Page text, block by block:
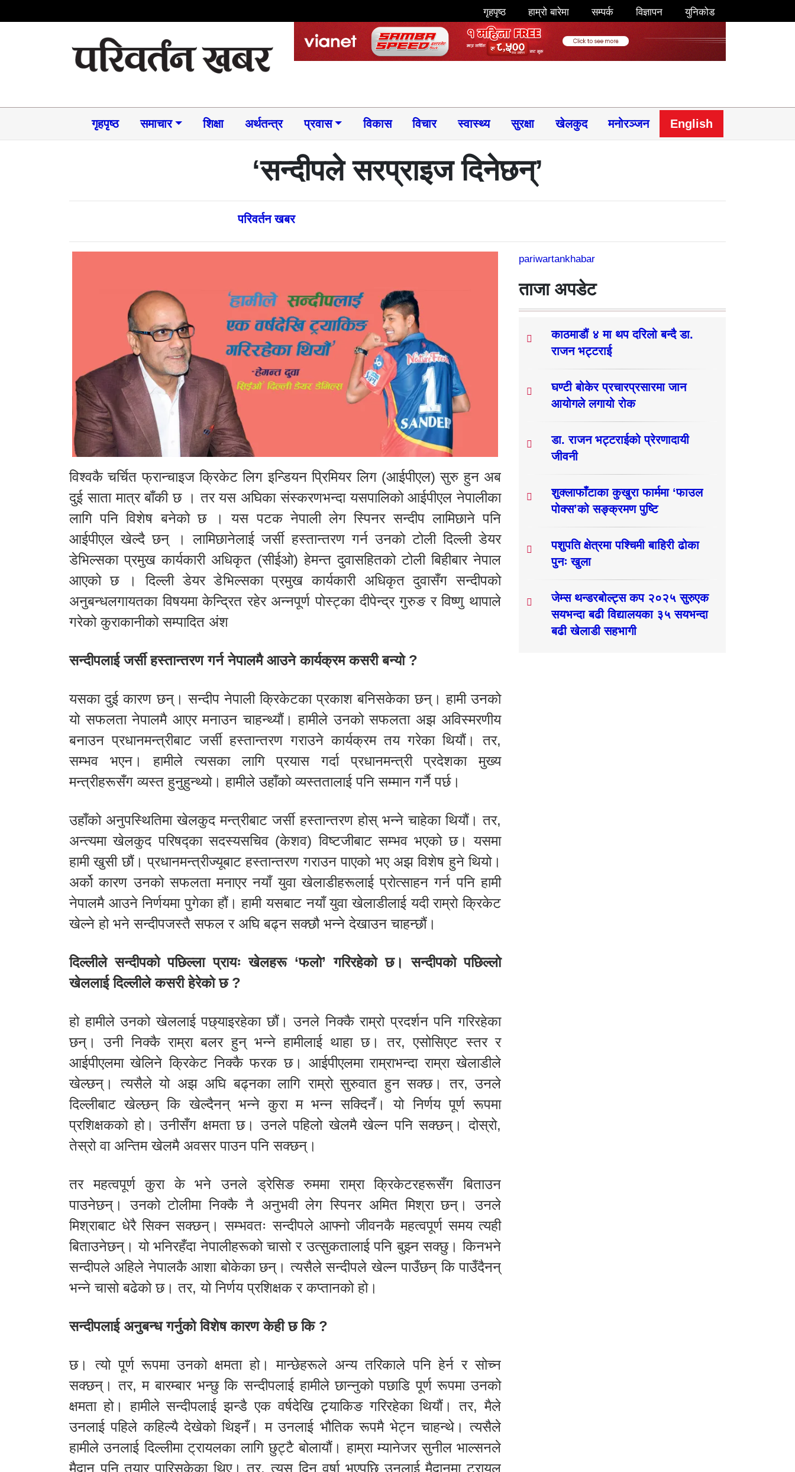
गृहपृष्ठ हाम्रो बारेमा सम्पर्क विज्ञापन युनिकोड
गृहपृष्ठ समाचार​ शिक्षा अर्थतन्त्र प्रवास विकास विचार स्वास्थ्य सुरक्षा खेलकुद मनोरञ्जन English
‘सन्दीपले सरप्राइज दिनेछन्’
परिवर्तन खबर
विश्वकै चर्चित फ्रान्चाइज क्रिकेट लिग इन्डियन प्रिमियर लिग (आईपीएल) सुरु हुन अब
दुई साता मात्र बाँकी छ । तर यस अघिका संस्करणभन्दा यसपालिको आईपीएल नेपालीका
लागि पनि विशेष बनेको छ । यस पटक नेपाली लेग स्पिनर सन्दीप लामिछाने पनि
आईपीएल खेल्दै छन् । लामिछानेलाई जर्सी हस्तान्तरण गर्न उनको टोली दिल्ली डेयर
डेभिल्सका प्रमुख कार्यकारी अधिकृत (सीईओ) हेमन्त दुवासहितको टोली बिहीबार नेपाल
आएको छ । दिल्ली डेयर डेभिल्सका प्रमुख कार्यकारी अधिकृत दुवासँग सन्दीपको
अनुबन्धलगायतका विषयमा केन्द्रित रहेर अन्नपूर्ण पोस्ट्का दीपेन्द्र गुरुङ र विष्णु थापाले
गरेको कुराकानीको सम्पादित अंश
सन्दीपलाई जर्सी हस्तान्तरण गर्न नेपालमै आउने कार्यक्रम कसरी बन्यो ?
यसका दुई कारण छन्। सन्दीप नेपाली क्रिकेटका प्रकाश बनिसकेका छन्। हामी उनको
यो सफलता नेपालमै आएर मनाउन चाहन्थ्यौं। हामीले उनको सफलता अझ अविस्मरणीय
बनाउन प्रधानमन्त्रीबाट जर्सी हस्तान्तरण गराउने कार्यक्रम तय गरेका थियौं। तर,
सम्भव भएन। हामीले त्यसका लागि प्रयास गर्दा प्रधानमन्त्री प्रदेशका मुख्य
मन्त्रीहरूसँग व्यस्त हुनुहुन्थ्यो। हामीले उहाँको व्यस्ततालाई पनि सम्मान गर्नै पर्छ।
उहाँको अनुपस्थितिमा खेलकुद मन्त्रीबाट जर्सी हस्तान्तरण होस् भन्ने चाहेका थियौं। तर,
अन्त्यमा खेलकुद परिषद्का सदस्यसचिव (केशव) विष्टजीबाट सम्भव भएको छ। यसमा
हामी खुसी छौं। प्रधानमन्त्रीज्यूबाट हस्तान्तरण गराउन पाएको भए अझ विशेष हुने थियो।
अर्को कारण उनको सफलता मनाएर नयाँ युवा खेलाडीहरूलाई प्रोत्साहन गर्न पनि हामी
नेपालमै आउने निर्णयमा पुगेका हौं। हामी यसबाट नयाँ युवा खेलाडीलाई यदी राम्रो क्रिकेट
खेल्ने हो भने सन्दीपजस्तै सफल र अघि बढ्न सक्छौ भन्ने देखाउन चाहन्छौं।
दिल्लीले सन्दीपको पछिल्ला प्रायः खेलहरू ‘फलो’ गरिरहेको छ। सन्दीपको पछिल्लो
खेललाई दिल्लीले कसरी हेरेको छ ?
हो हामीले उनको खेललाई पछ्याइरहेका छौं। उनले निक्कै राम्रो प्रदर्शन पनि गरिरहेका
छन्। उनी निक्कै राम्रा बलर हुन् भन्ने हामीलाई थाहा छ। तर, एसोसिएट स्तर र
आईपीएलमा खेलिने क्रिकेट निक्कै फरक छ। आईपीएलमा राम्राभन्दा राम्रा खेलाडीले
खेल्छन्। त्यसैले यो अझ अघि बढ्नका लागि राम्रो सुरुवात हुन सक्छ। तर, उनले
दिल्लीबाट खेल्छन् कि खेल्दैनन् भन्ने कुरा म भन्न सक्दिनँ। यो निर्णय पूर्ण रूपमा
प्रशिक्षकको हो। उनीसँग क्षमता छ। उनले पहिलो खेलमै खेल्न पनि सक्छन्। दोस्रो,
तेस्रो वा अन्तिम खेलमै अवसर पाउन पनि सक्छन्।
तर महत्वपूर्ण कुरा के भने उनले ड्रेसिङ रुममा राम्रा क्रिकेटरहरूसँग बिताउन
पाउनेछन्। उनको टोलीमा निक्कै नै अनुभवी लेग स्पिनर अमित मिश्रा छन्। उनले
मिश्राबाट धेरै सिक्न सक्छन्। सम्भवतः सन्दीपले आफ्नो जीवनकै महत्वपूर्ण समय त्यही
बिताउनेछन्। यो भनिरहँदा नेपालीहरूको चासो र उत्सुकतालाई पनि बुझ्न सक्छु। किनभने
सन्दीपले अहिले नेपालकै आशा बोकेका छन्। त्यसैले सन्दीपले खेल्न पाउँछन् कि पाउँदैनन्
भन्ने चासो बढेको छ। तर, यो निर्णय प्रशिक्षक र कप्तानको हो।
सन्दीपलाई अनुबन्ध गर्नुको विशेष कारण केही छ कि ?
छ। त्यो पूर्ण रूपमा उनको क्षमता हो। मान्छेहरूले अन्य तरिकाले पनि हेर्न र सोच्न
सक्छन्। तर, म बारम्बार भन्छु कि सन्दीपलाई हामीले छान्नुको पछाडि पूर्ण रूपमा उनको
क्षमता हो। हामीले सन्दीपलाई झन्डै एक वर्षदेखि ट्र्याकिङ गरिरहेका थियौं। तर, मैले
उनलाई पहिले कहिल्यै देखेको थिइनँ। म उनलाई भौतिक रूपमै भेट्न चाहन्थे। त्यसैले
हामीले उनलाई दिल्लीमा ट्रायलका लागि छुट्टै बोलायौं। हाम्रा म्यानेजर सुनील भाल्सनले
मैदान पनि तयार पारिसकेका थिए। तर, त्यस दिन वर्षा भएपछि उनलाई मैदानमा ट्रायल
pariwartankhabar
ताजा अपडेट
काठमाडौं ४ मा थप दरिलो बन्दै डा.
राजन भट्टराई
घण्टी बोकेर प्रचारप्रसारमा जान
आयोगले लगायो रोक
डा. राजन भट्टराईको प्रेरणादायी
जीवनी
शुक्लाफाँटाका कुखुरा फार्ममा ‘फाउल
पोक्स’को सङ्क्रमण पुष्टि
पशुपति क्षेत्रमा पश्चिमी बाहिरी ढोका
पुनः खुला
जेम्स थन्डरबोल्ट्स कप २०२५ सुरुएक
सयभन्दा बढी विद्यालयका ३५ सयभन्दा
बढी खेलाडी सहभागी